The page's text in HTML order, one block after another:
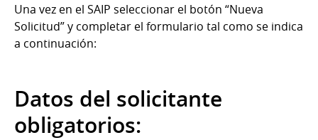
Una vez en el SAIP seleccionar el botón “Nueva
Solicitud” y completar el formulario tal como se indica
a continuación:
Datos del solicitante
obligatorios: